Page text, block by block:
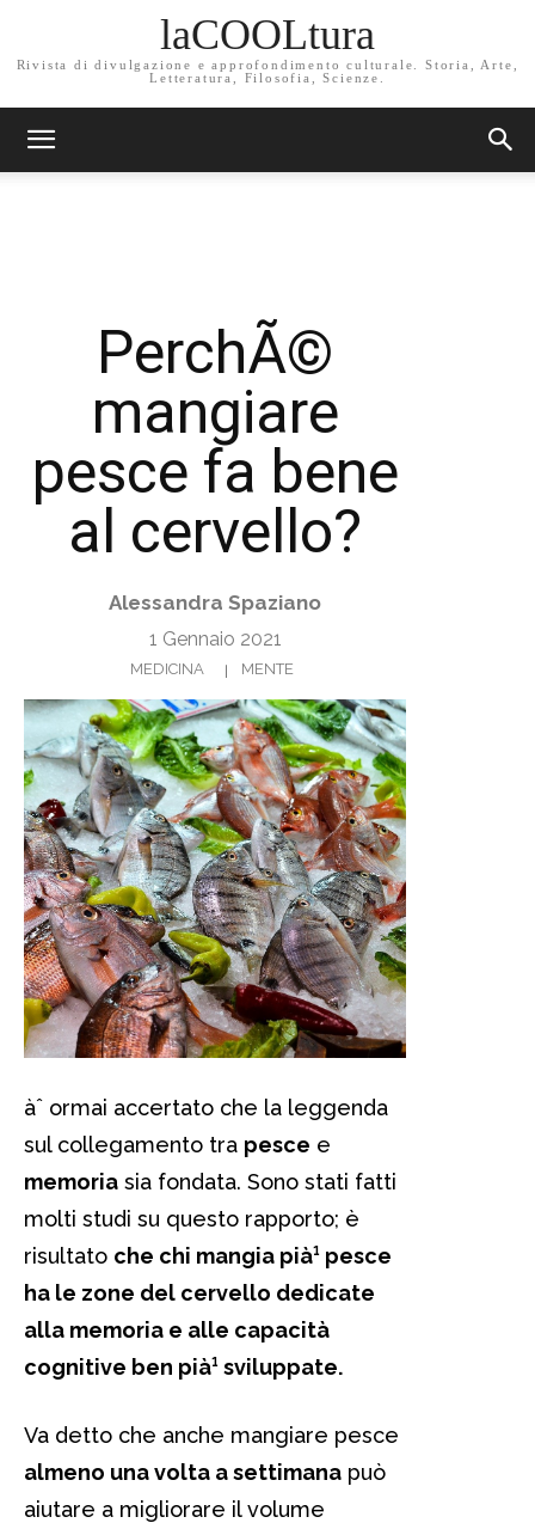
laCOOLtura
Rivista di divulgazione e approfondimento culturale. Storia, Arte,
Letteratura, Filosofia, Scienze.
PerchÃ©
mangiare
pesce fa bene
al cervello?
Alessandra Spaziano
1 Gennaio 2021
MEDICINA MENTE
àˆ ormai accertato che la leggenda
sul collegamento tra pesce e
memoria sia fondata. Sono stati fatti
molti studi su questo rapporto; è
risultato che chi mangia pià¹ pesce
ha le zone del cervello dedicate
alla memoria e alle capacità
cognitive ben pià¹ sviluppate.
Va detto che anche mangiare pesce
almeno una volta a settimana può
aiutare a migliorare il volume